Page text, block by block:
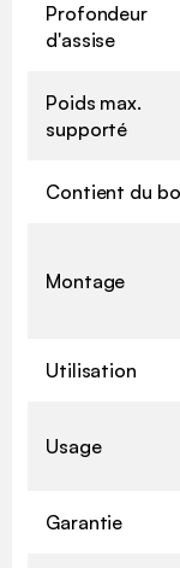
Profondeur
d'assise
Poids max.
supporté
Contient du
Montage
Utilisation
Usage
Garantie